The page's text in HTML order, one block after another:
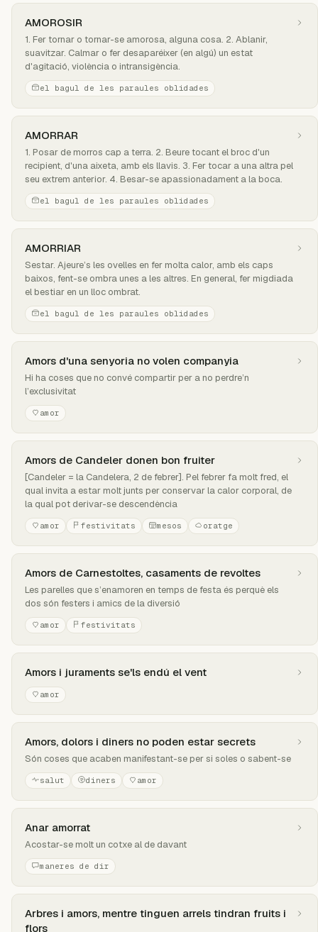
AMOROSIR
1. Fer tornar o tornar-se amorosa, alguna cosa. 2. Ablanir,
suavitzar. Calmar o fer desaparéixer (en algú) un estat
d'agitació, violència o intransigència.
el bagul de les paraules oblidades
AMORRAR
1. Posar de morros cap a terra. 2. Beure tocant el broc d'un
recipient, d'una aixeta, amb els llavis. 3. Fer tocar a una altra pel
seu extrem anterior. 4. Besar-se apassionadament a la boca.
el bagul de les paraules oblidades
AMORRIAR
Sestar. Ajeure’s les ovelles en fer molta calor, amb els caps
baixos, fent-se ombra unes a les altres. En general, fer migdiada
el bestiar en un lloc ombrat.
el bagul de les paraules oblidades
Amors d'una senyoria no volen companyia
Hi ha coses que no convé compartir per a no perdre’n
l’exclusivitat
amor
Amors de Candeler donen bon fruiter
[Candeler = la Candelera, 2 de febrer]. Pel febrer fa molt fred, el
qual invita a estar molt junts per conservar la calor corporal, de
la qual pot derivar-se descendència
amor festivitats mesos oratge
Amors de Carnestoltes, casaments de revoltes
Les parelles que s’enamoren en temps de festa és perquè els
dos són festers i amics de la diversió
amor festivitats
Amors i juraments se'ls endú el vent
amor
Amors, dolors i diners no poden estar secrets
Són coses que acaben manifestant-se per si soles o sabent-se
salut diners amor
Anar amorrat
Acostar-se molt un cotxe al de davant
maneres de dir
Arbres i amors, mentre tinguen arrels tindran fruits i
flors